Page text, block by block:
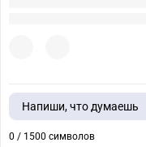
Напиши, что думаешь
0 / 1500 символов